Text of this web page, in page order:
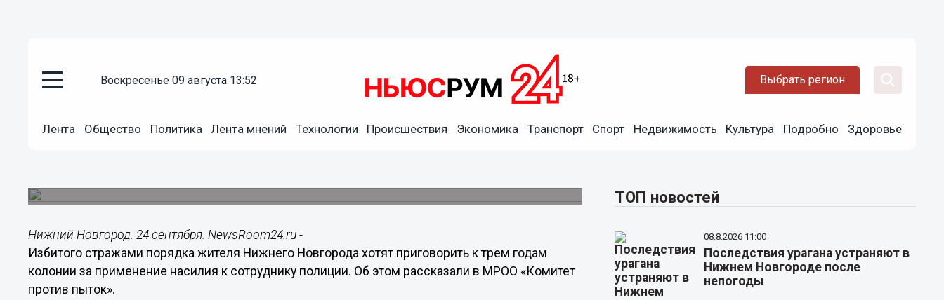
воскресенье 09 августа 13:52 Выбрать регион
Лента Общество Политика Лента мнений Технологии Происшествия Экономика Транспорт Спорт Недвижимость Культура Подробно Здоровье
Избитому полицейскими нижегородцу грозит три года
Нижний Новгород. 24 сентября. NewsRoom24.ru -
Избитого стражами порядка жителя Нижнего Новгорода хотят приговорить к трем годам
колонии за применение насилия к сотруднику полиции. Об этом рассказали в МРОО «Комитет
против пыток».
ТОП новостей
08.8.2026 11:00
Последствия урагана устраняют в
Нижнем Новгороде после
непогоды